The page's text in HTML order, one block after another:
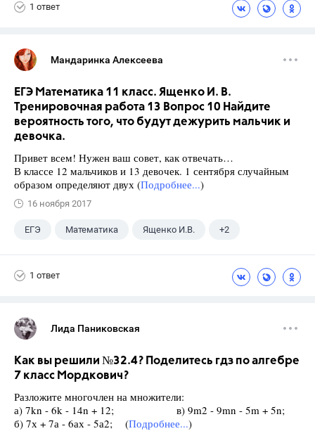
1 ответ
Мандаринка Алексеева
ЕГЭ Математика 11 класс. Ященко И. В.
Тренировочная работа 13 Вопрос 10 Найдите
вероятность того, что будут дежурить мальчик и
девочка.
Привет всем! Нужен ваш совет, как отвечать…
В классе 12 мальчиков и 13 девочек. 1 сентября случайным
образом определяют двух (Подробнее...)
16 ноября 2017
ЕГЭ Математика Ященко И.В. +2
1 ответ
Лида Паниковская
Как вы решили №32.4? Поделитесь гдз по алгебре
7 класс Мордкович?
Разложите многочлен на множители:
а) 7kn - 6k - 14n + 12; в) 9m2 - 9mn - 5m + 5n;
б) 7х + 7а - 6ах - 5а2; (Подробнее...)